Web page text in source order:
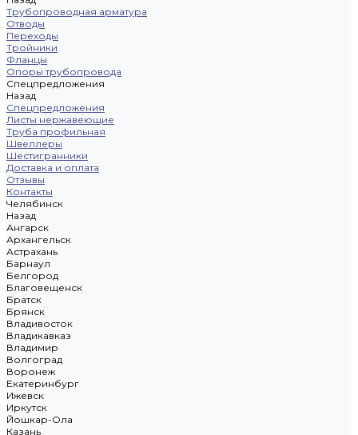
Трубопроводная арматура
Отводы
Переходы
Тройники
Фланцы
Опоры трубопровода
Спецпредложения
Назад
Спецпредложения
Листы нержавеющие
Труба профильная
Швеллеры
Шестигранники
Доставка и оплата
Отзывы
Контакты
Челябинск
Назад
Ангарск
Архангельск
Астрахань
Барнаул
Белгород
Благовещенск
Братск
Брянск
Владивосток
Владикавказ
Владимир
Волгоград
Воронеж
Екатеринбург
Ижевск
Иркутск
Йошкар-Ола
Казань